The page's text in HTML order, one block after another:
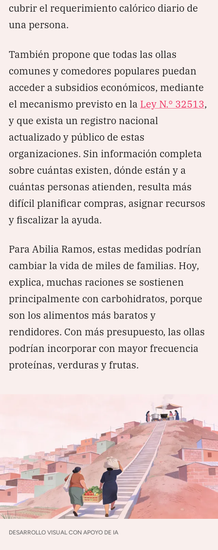
cubrir el requerimiento calórico diario de
una persona.
También propone que todas las ollas
comunes y comedores populares puedan
acceder a subsidios económicos, mediante
el mecanismo previsto en la Ley N.° 32513,
y que exista un registro nacional
actualizado y público de estas
organizaciones. Sin información completa
sobre cuántas existen, dónde están y a
cuántas personas atienden, resulta más
difícil planificar compras, asignar recursos
y fiscalizar la ayuda.
Para Abilia Ramos, estas medidas podrían
cambiar la vida de miles de familias. Hoy,
explica, muchas raciones se sostienen
principalmente con carbohidratos, porque
son los alimentos más baratos y
rendidores. Con más presupuesto, las ollas
podrían incorporar con mayor frecuencia
proteínas, verduras y frutas.
DESARROLLO VISUAL CON APOYO DE IA